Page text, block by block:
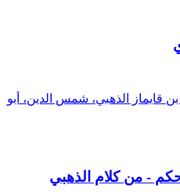
قايماز الذهبي، شمس الدين، أبو
- من كلام الذهبي